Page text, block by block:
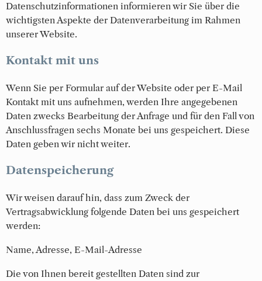
Datenschutzinformationen informieren wir Sie über die
wichtigsten Aspekte der Datenverarbeitung im Rahmen
unserer Website.
Kontakt mit uns
Wenn Sie per Formular auf der Website oder per E-Mail
Kontakt mit uns aufnehmen, werden Ihre angegebenen
Daten zwecks Bearbeitung der Anfrage und für den Fall von
Anschlussfragen sechs Monate bei uns gespeichert. Diese
Daten geben wir nicht weiter.
Datenspeicherung
Wir weisen darauf hin, dass zum Zweck der
Vertragsabwicklung folgende Daten bei uns gespeichert
werden:
Name, Adresse, E-Mail-Adresse
Die von Ihnen bereit gestellten Daten sind zur